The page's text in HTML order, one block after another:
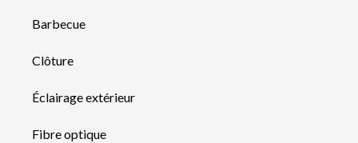
Barbecue
Clôture
Éclairage extérieur
Fibre optique